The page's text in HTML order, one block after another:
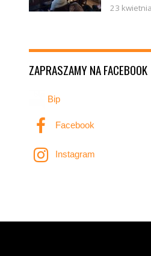
23
ZAPRASZAMY NA FACEBOOK
Bip
Facebook
Instagram